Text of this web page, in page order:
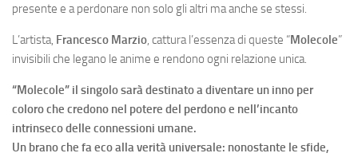
presente e a perdonare non solo gli altri ma anche se stessi.
L’artista, Francesco Marzio, cattura l’essenza di queste “Molecole”
invisibili che legano le anime e rendono ogni relazione unica.
“Molecole” il singolo sarà destinato a diventare un inno per
coloro che credono nel potere del perdono e nell’incanto
intrinseco delle connessioni umane.
Un brano che fa eco alla verità universale: nonostante le sfide,